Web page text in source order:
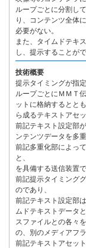
ループごとに分割し
り、コンテンツ全体
必要がない。
また、タイムドテキ
し、提示することがで
技術概要
提示タイミングが指
ループごとにＭＭＴ
ットに格納するとと
ら成るテキストアセ
前記テキスト設定部
ンテンツデータを多
前記多重化部によっ
と、
を具備する送信装置で
前記提示タイミング
のであり、
前記テキスト設定部
ムドテキストデータ
スファイルとの各々
の、別のメディアフ
前記テキストアセッ